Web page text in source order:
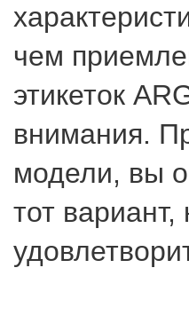
чем
этикеток
внимания.
модели, вы
тот